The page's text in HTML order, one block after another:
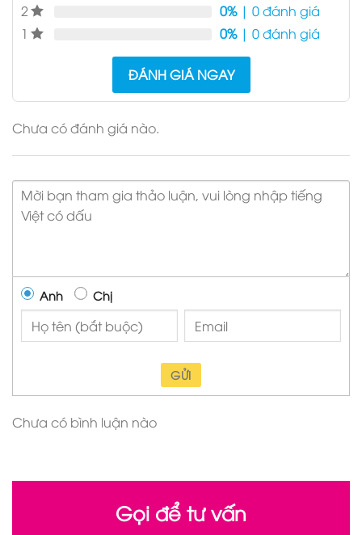
2
0%| 0 đánh giá
1
0%| 0 đánh giá
ĐÁNH GIÁ NGAY
Chưa có đánh giá nào.
Anh Chị
GỬI
Chưa có bình luận nào
Gọi để tư vấn